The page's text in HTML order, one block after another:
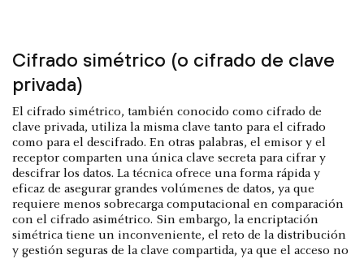
Cifrado simétrico (o cifrado de clave
privada)
El cifrado simétrico, también conocido como cifrado de
clave privada, utiliza la misma clave tanto para el cifrado
como para el descifrado. En otras palabras, el emisor y el
receptor comparten una única clave secreta para cifrar y
descifrar los datos. La técnica ofrece una forma rápida y
eficaz de asegurar grandes volúmenes de datos, ya que
requiere menos sobrecarga computacional en comparación
con el cifrado asimétrico. Sin embargo, la encriptación
simétrica tiene un inconveniente, el reto de la distribución
y gestión seguras de la clave compartida, ya que el acceso no